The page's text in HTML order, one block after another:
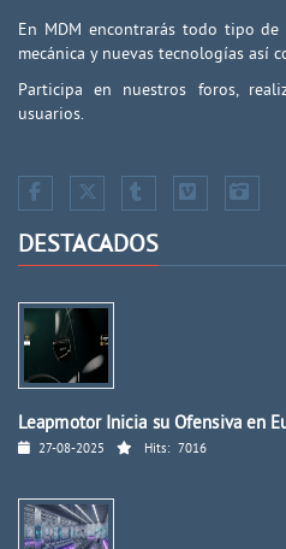
En MDM encontrarás todo tipo
mecánica y nuevas tecnologías así
Participa en nuestros foros,
usuarios.
DESTACADOS
Leapmotor Inicia su Ofensiva en
27-08-2025 Hits: 7016